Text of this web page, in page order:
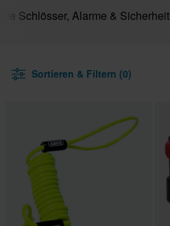
Schlösser, Alarme & Sicherheit
Sortieren & Filtern (0)